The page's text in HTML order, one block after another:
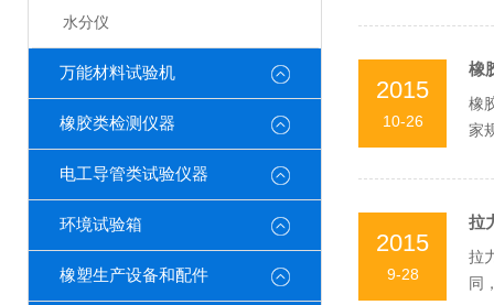
水分仪
万能材料试验机
橡胶类检测仪器
电工导管类试验仪器
环境试验箱
橡塑生产设备和配件
2015
10-26
橡
橡
家
2015
9-28
拉
拉
同